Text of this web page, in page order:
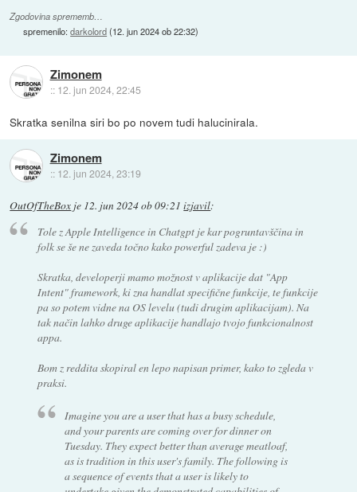
Zgodovina sprememb…
spremenilo:darkolord(12. jun 2024 ob 22:32)
Zimonem
:: 12. jun 2024, 22:45
Skratka senilna siri bo po novem tudi halucinirala.
Zimonem
:: 12. jun 2024, 23:19
OutOfTheBox je 12. jun 2024 ob 09:21 izjavil:
Tole z Apple Intelligence in Chatgpt je kar pogruntavščina in
folk se še ne zaveda točno kako powerful zadeva je :)
Skratka, developerji mamo možnost v aplikacije dat "App
Intent" framework, ki zna handlat specifične funkcije, te funkcije
pa so potem vidne na OS levelu (tudi drugim aplikacijam). Na
tak način lahko druge aplikacije handlajo tvojo funkcionalnost
appa.
Bom z reddita skopiral en lepo napisan primer, kako to zgleda v
praksi.
Imagine you are a user that has a busy schedule,
and your parents are coming over for dinner on
Tuesday. They expect better than average meatloaf,
as is tradition in this user's family. The following is
a sequence of events that a user is likely to